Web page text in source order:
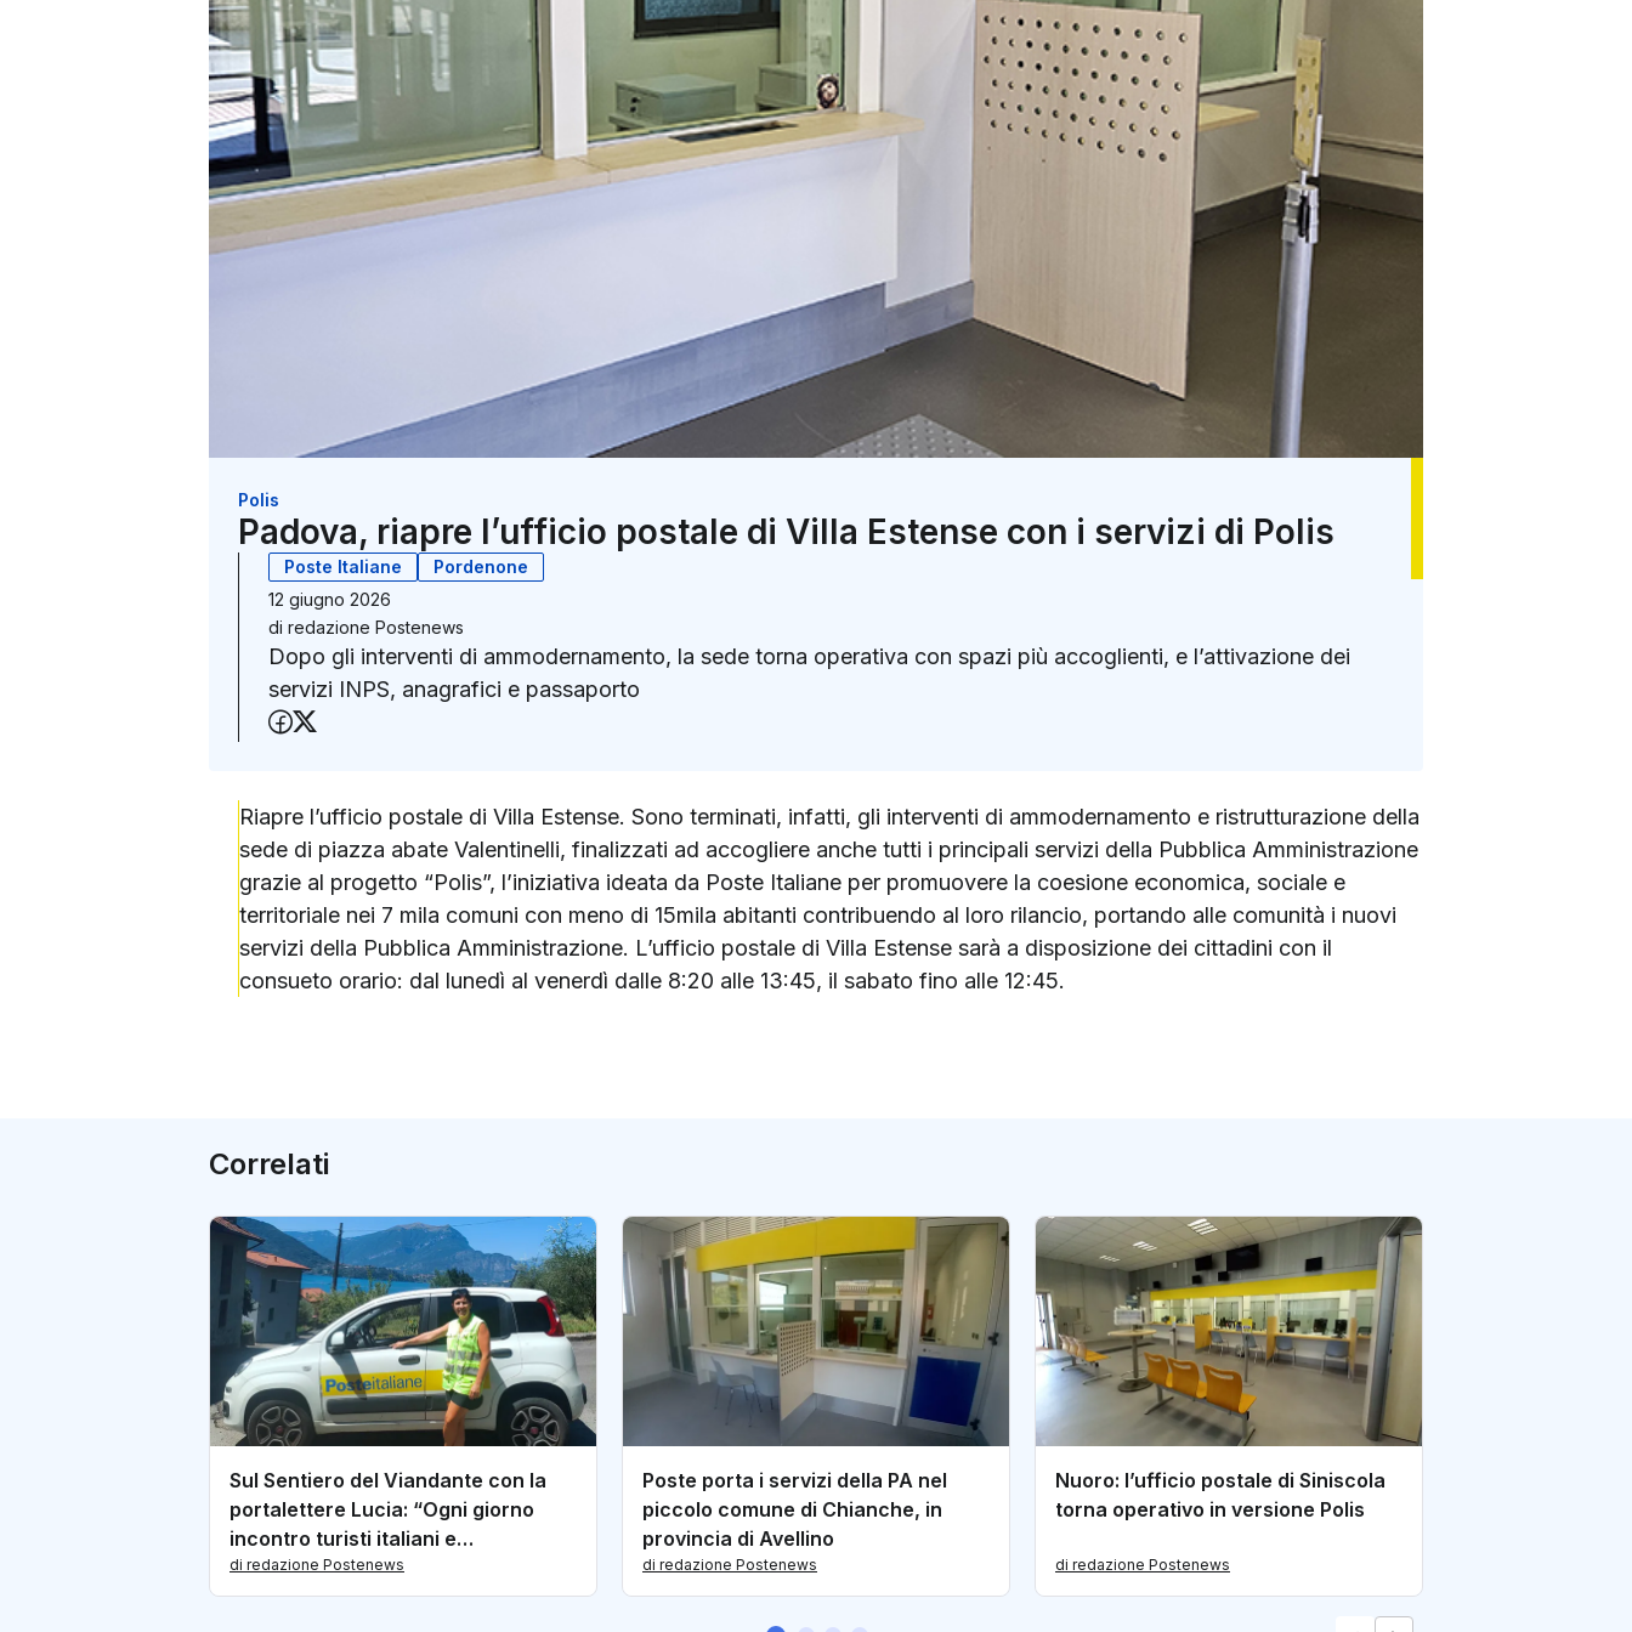
Polis
Padova, riapre l’ufficio postale di Villa Estense con i servizi di Polis
Poste Italiane
Pordenone
12 giugno 2026
di redazione Postenews
Dopo gli interventi di ammodernamento, la sede torna operativa con spazi più accoglienti, e l’attivazione dei
servizi INPS, anagrafici e passaporto
Condividi su Facebook
Riapre l’ufficio postale di Villa Estense. Sono terminati, infatti, gli interventi di ammodernamento e ristrutturazione della
sede di piazza abate Valentinelli, finalizzati ad accogliere anche tutti i principali servizi della Pubblica Amministrazione
grazie al progetto “Polis”, l’iniziativa ideata da Poste Italiane per promuovere la coesione economica, sociale e
territoriale nei 7 mila comuni con meno di 15mila abitanti contribuendo al loro rilancio, portando alle comunità i nuovi
servizi della Pubblica Amministrazione. L’ufficio postale di Villa Estense sarà a disposizione dei cittadini con il
consueto orario: dal lunedì al venerdì dalle 8:20 alle 13:45, il sabato fino alle 12:45.
Correlati
Sul Sentiero del Viandante con la
portalettere Lucia: “Ogni giorno
incontro turisti italiani e
internazionali”
di redazione Postenews
Poste porta i servizi della PA nel
piccolo comune di Chianche, in
provincia di Avellino
di redazione Postenews
Nuoro: l’ufficio postale di Siniscola
torna operativo in versione Polis
di redazione Postenews